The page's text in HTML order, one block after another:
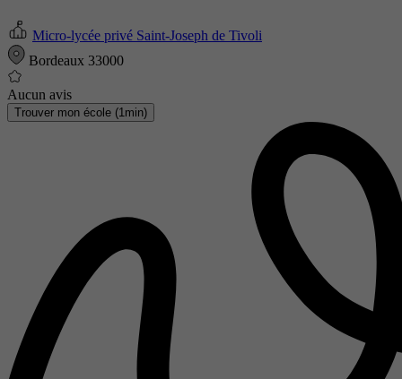
Micro-lycée privé Saint-Joseph de Tivoli
Bordeaux 33000
Aucun avis
Trouver mon école (1min)